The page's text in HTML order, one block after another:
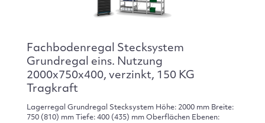
Fachbodenregal Stecksystem
Grundregal eins. Nutzung
2000x750x400, verzinkt, 150 KG
Tragkraft
Lagerregal Grundregal Stecksystem Höhe: 2000 mm Breite:
750 (810) mm Tiefe: 400 (435) mm Oberflächen Ebenen: